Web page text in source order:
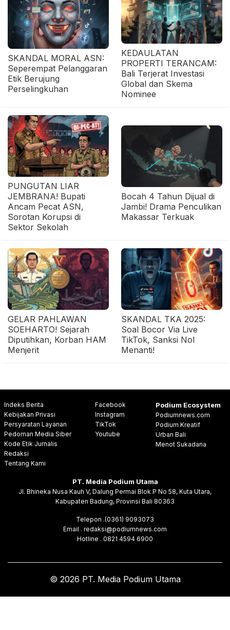
SKANDAL MORAL ASN:
Seperempat Pelanggaran
Etik Berujung
Perselingkuhan
KEDAULATAN
PROPERTI TERANCAM:
Bali Terjerat Investasi
Global dan Skema
Nominee
PUNGUTAN LIAR
JEMBRANA! Bupati
Ancam Pecat ASN,
Sorotan Korupsi di
Sektor Sekolah
Bocah 4 Tahun Dijual di
Jambi! Drama Penculikan
Makassar Terkuak
GELAR PAHLAWAN
SOEHARTO! Sejarah
Diputihkan, Korban HAM
Menjerit
SKANDAL TKA 2025:
Soal Bocor Via Live
TikTok, Sanksi Nol
Menanti!
Indeks Berita
Kebijakan Privasi
Persyaratan Layanan
Pedoman Media Siber
Kode Etik Jurnalis
Redaksi
Tentang Kami
Facebook
Instagram
TikTok
Youtube
Podium Ecosystem
Podiumnews.com
Podium Kreatif
Urban Bali
Menot Sukadana
PT. Media Podium Utama
Jl. Bhineka Nusa Kauh V, Dalung Permai Blok P No 58, Kuta Utara,
Kabupaten Badung, Provinsi Bali 80363
Telepon .(0361) 9093073
Email . redaksi@podiumnews.com
Hotline . 0821 4594 6900
© 2026 PT. Media Podium Utama